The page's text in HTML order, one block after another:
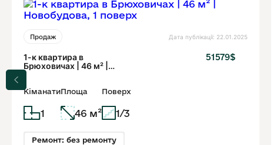
Продаж Дата публікації: 22.01.2025
1-к квартира в
Брюховичах | 46 м² |
Новобудова, 1 поверх
51579$
Кіманати
1
Площа
46 м²
Поверх
1/3
Ремонт: без ремонту